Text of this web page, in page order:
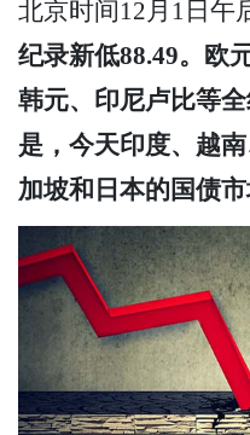
北京时间12月1日午
纪录新低88.49。欧
韩元、印尼卢比等
是，今天印度、越
加坡和日本的国债市